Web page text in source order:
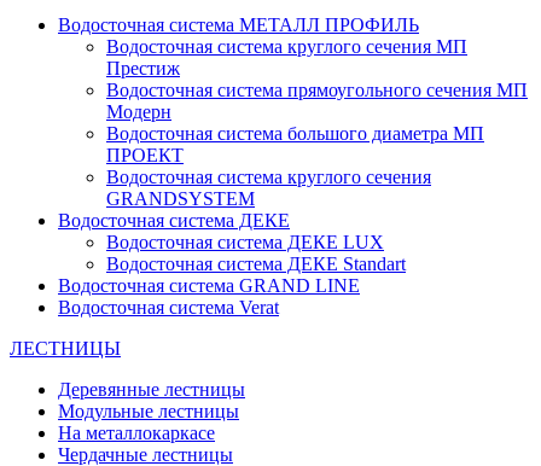
Водосточная система МЕТАЛЛ ПРОФИЛЬ
Водосточная система круглого сечения МП
Престиж
Водосточная система прямоугольного сечения МП
Модерн
Водосточная система большого диаметра МП
ПРОЕКТ
Водосточная система круглого сечения
GRANDSYSTEM
Водосточная система ДЕКЕ
Водосточная система ДЕКЕ LUX
Водосточная система ДЕКЕ Standart
Водосточная система GRAND LINE
Водосточная система Verat
ЛЕСТНИЦЫ
Деревянные лестницы
Модульные лестницы
На металлокаркасе
Чердачные лестницы